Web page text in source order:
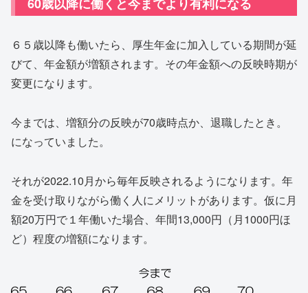
６５歳以降も働いたら、厚生年金に加入している期間が延
びて、年金額が増額されます。その年金額への反映時期が
変更になります。
今までは、増額分の反映が70歳時点か、退職したとき。
になっていました。
それが2022.10月から毎年反映されるようになります。年
金を受け取りながら働く人にメリットがあります。仮に月
額20万円で１年働いた場合、年間13,000円（月1000円ほ
ど）程度の増額になります。